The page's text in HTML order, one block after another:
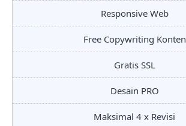
Responsive Web
Free Copywriting Konten
Gratis SSL
Desain PRO
Maksimal 4 x Revisi